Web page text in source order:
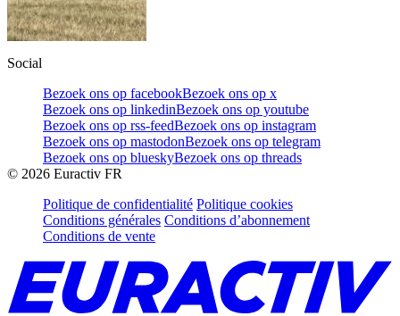
Social
Bezoek ons op facebookBezoek ons op x
Bezoek ons op linkedinBezoek ons op youtube
Bezoek ons op rss-feedBezoek ons op instagram
Bezoek ons op mastodonBezoek ons op telegram
Bezoek ons op blueskyBezoek ons op threads
© 2026 Euractiv FR
Politique de confidentialité Politique cookies
Conditions générales Conditions d’abonnement
Conditions de vente